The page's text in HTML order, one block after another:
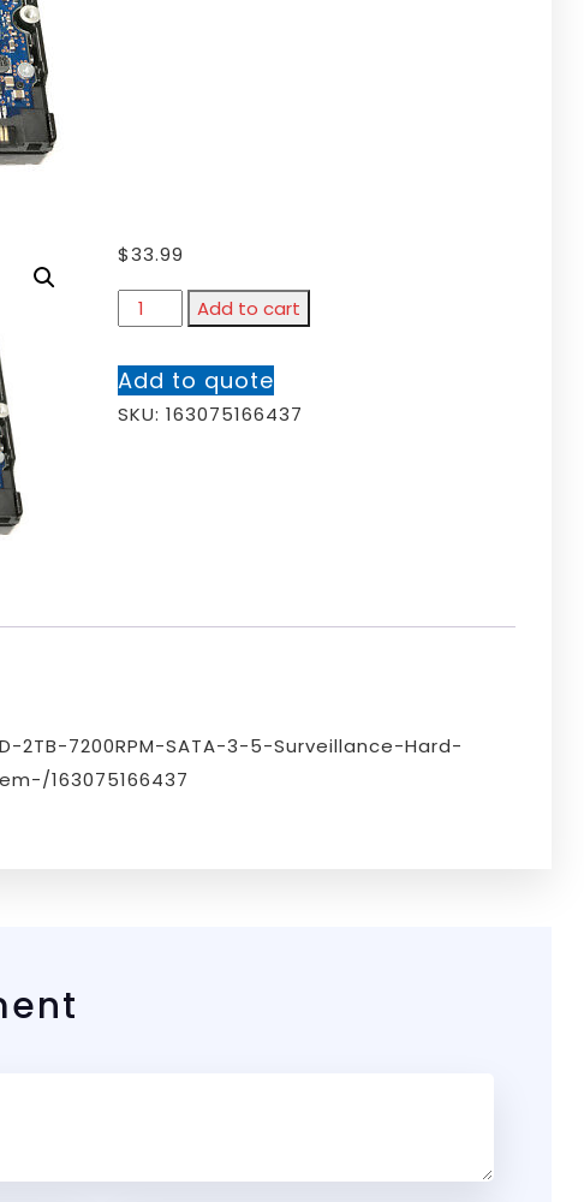
$33.99
Add to cart
Add to quote
SKU: 163075166437
7200RPM-SATA-3-5-Surveillance-Hard-
163075166437